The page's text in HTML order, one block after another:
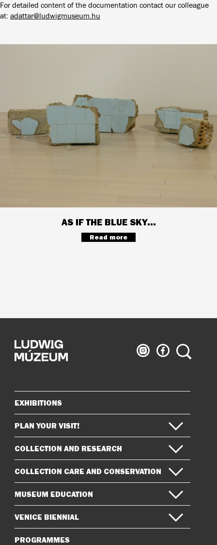
For detailed content of the documentation contact our colleague
at: adattar@ludwigmuseum.hu
AS IF THE BLUE SKY...
Read more
Ludwig
Museum
Ludwig
Museum
Search
Sitemap
EXHIBITIONS
PLAN YOUR VISIT!
COLLECTION AND RESEARCH
COLLECTION CARE AND CONSERVATION
MUSEUM EDUCATION
VENICE BIENNIAL
PROGRAMMES